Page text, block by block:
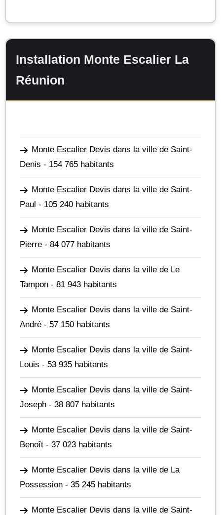
Installation Monte Escalier La
Réunion
Monte Escalier Devis dans la ville de Saint-
Denis - 154 765 habitants
Monte Escalier Devis dans la ville de Saint-
Paul - 105 240 habitants
Monte Escalier Devis dans la ville de Saint-
Pierre - 84 077 habitants
Monte Escalier Devis dans la ville de Le
Tampon - 81 943 habitants
Monte Escalier Devis dans la ville de Saint-
André - 57 150 habitants
Monte Escalier Devis dans la ville de Saint-
Louis - 53 935 habitants
Monte Escalier Devis dans la ville de Saint-
Joseph - 38 807 habitants
Monte Escalier Devis dans la ville de Saint-
Benoît - 37 023 habitants
Monte Escalier Devis dans la ville de La
Possession - 35 245 habitants
Monte Escalier Devis dans la ville de Saint-